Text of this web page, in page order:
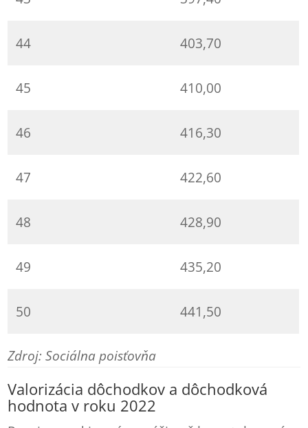
44 403,70
45 410,00
46 416,30
47 422,60
48 428,90
49 435,20
50 441,50
Zdroj: Sociálna poisťovňa
Valorizácia dôchodkov a dôchodková
hodnota v roku 2022